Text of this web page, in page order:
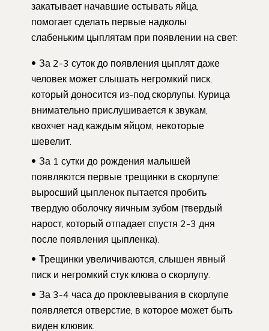
закатывает начавшие остывать яйца,
помогает сделать первые надколы
слабеньким цыплятам при появлении на свет:
За 2-3 суток до появления цыплят даже
человек может слышать негромкий писк,
который доносится из-под скорлупы. Курица
внимательно прислушивается к звукам,
квохчет над каждым яйцом, некоторые
шевелит.
За 1 сутки до рождения малышей
появляются первые трещинки в скорлупе:
выросший цыпленок пытается пробить
твердую оболочку яичным зубом (твердый
нарост, который отпадает спустя 2-3 дня
после появления цыпленка).
Трещинки увеличиваются, слышен явный
писк и негромкий стук клюва о скорлупу.
За 3-4 часа до проклевывания в скорлупе
появляется отверстие, в которое может быть
виден клювик.